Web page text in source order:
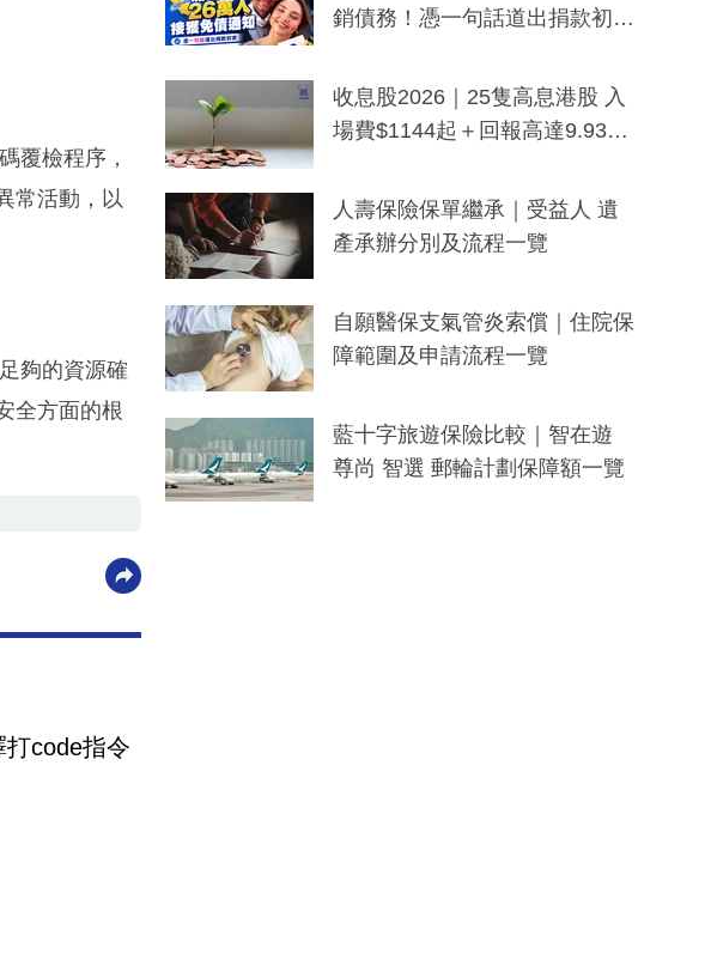
覆檢程序，
常活動，以
夠的資源確
全方面的根
code指令
銷債務！憑一句話道出捐款初
一度被誤當詐騙手段
收息股2026｜25隻高息港股 入
場費$1144起＋回報高達9.93
人壽保險保單繼承｜受益人 遺
產承辦分別及流程一覽
自願醫保支氣管炎索償｜住院保
障範圍及申請流程一覽
藍十字旅遊保險比較｜智在遊
尊尚 智選 郵輪計劃保障額一覽